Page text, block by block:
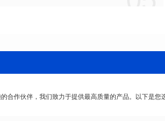
合作伙伴，我们致力于提供最高质量的产品。以下是您